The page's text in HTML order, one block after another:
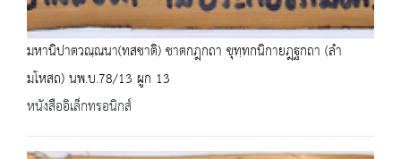
มหานิปาตวณฺณนา(ทสชาติ) ชาตกฎฺกถา ขุทฺทกนิกายฎฺฐกถา (ลำ
มโหสถ) นพ.บ.78/13 ผูก 13
หนังสืออิเล็กทรอนิกส์